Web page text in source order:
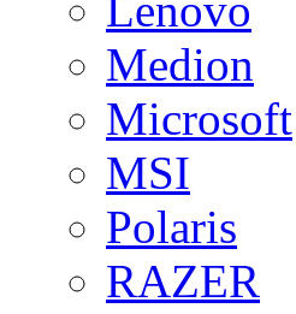
Medion
Microsoft
MSI
Polaris
RAZER